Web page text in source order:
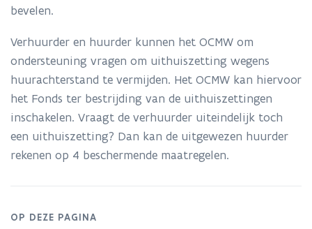
bevelen.
Verhuurder en huurder kunnen het OCMW om
ondersteuning vragen om uithuiszetting wegens
huurachterstand te vermijden. Het OCMW kan hiervoor
het Fonds ter bestrijding van de uithuiszettingen
inschakelen. Vraagt de verhuurder uiteindelijk toch
een uithuiszetting? Dan kan de uitgewezen huurder
rekenen op 4 beschermende maatregelen.
OP DEZE PAGINA